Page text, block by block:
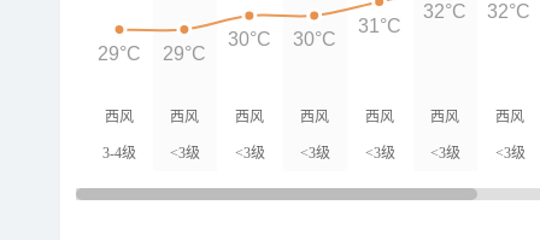
西风
3-4级
西风
<3级
西风
<3级
西风
<3级
西风
<3级
西风
<3级
西风
<3级
29°C 29°C
30°C 30°C
31°C
32°C 32°C